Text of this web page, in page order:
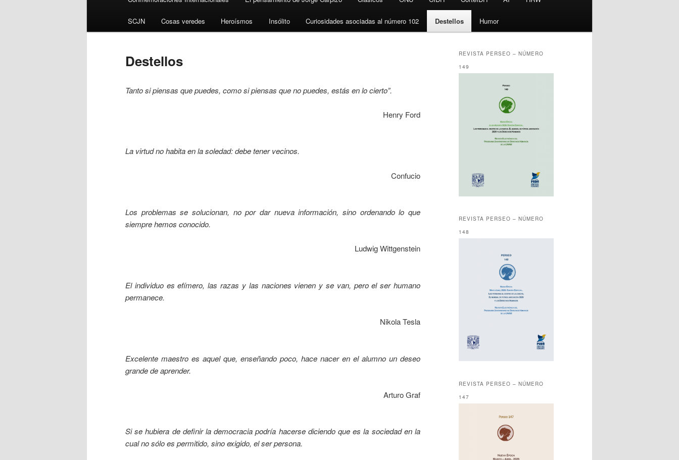
SCJN Cosas veredes Heroísmos Insólito Curiosidades asociadas al número 102 Destellos Humor
Destellos
Tanto si piensas que puedes, como si piensas que no puedes, estás en lo cierto”.
Henry Ford
La virtud no habita en la soledad: debe tener vecinos.
Confucio
Los problemas se solucionan, no por dar nueva información, sino ordenando lo que
siempre hemos conocido.
Ludwig Wittgenstein
El individuo es efímero, las razas y las naciones vienen y se van, pero el ser humano
permanece.
Nikola Tesla
Excelente maestro es aquel que, enseñando poco, hace nacer en el alumno un deseo
grande de aprender.
Arturo Graf
Si se hubiera de definir la democracia podría hacerse diciendo que es la sociedad en la
cual no sólo es permitido, sino exigido, el ser persona.
REVISTA PERSEO – NÚMERO
149
REVISTA PERSEO – NÚMERO
148
REVISTA PERSEO – NÚMERO
147